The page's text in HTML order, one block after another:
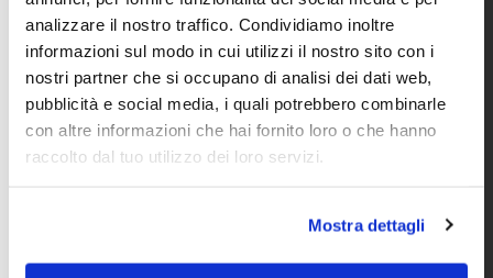
analizzare il nostro traffico. Condividiamo inoltre
informazioni sul modo in cui utilizzi il nostro sito con i
nostri partner che si occupano di analisi dei dati web,
pubblicità e social media, i quali potrebbero combinarle
con altre informazioni che hai fornito loro o che hanno
raccolto dal tuo utilizzo dei loro servizi.
Mostra dettagli
01. Meet
Fusce ornare mi vel risus porttitor
dignissim. Nunc eget risus at ipsum blandit
ornare vel sed velit. Proin gravida arcu nisl,
a dignissim mauris placerat id. Vivamus
elementum. Suspendisse ut mi felis et